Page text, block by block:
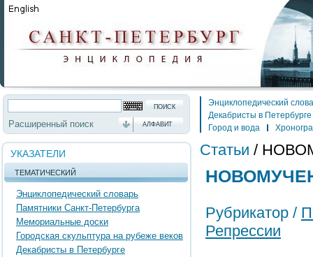
Расширенный поиск АЛФАВИТ
УКАЗАТЕЛИ
ТЕМАТИЧЕСКИЙ
Энциклопедический словарь
Памятники Санкт-Петербурга
Мемориальные доски
Городская скульптура на рубеже веков
Декабристы в Петербурге
Энциклопедический
Декабристы в Петербурге
Город и вода
Статьи /
Рубрикатор /
Репрессии